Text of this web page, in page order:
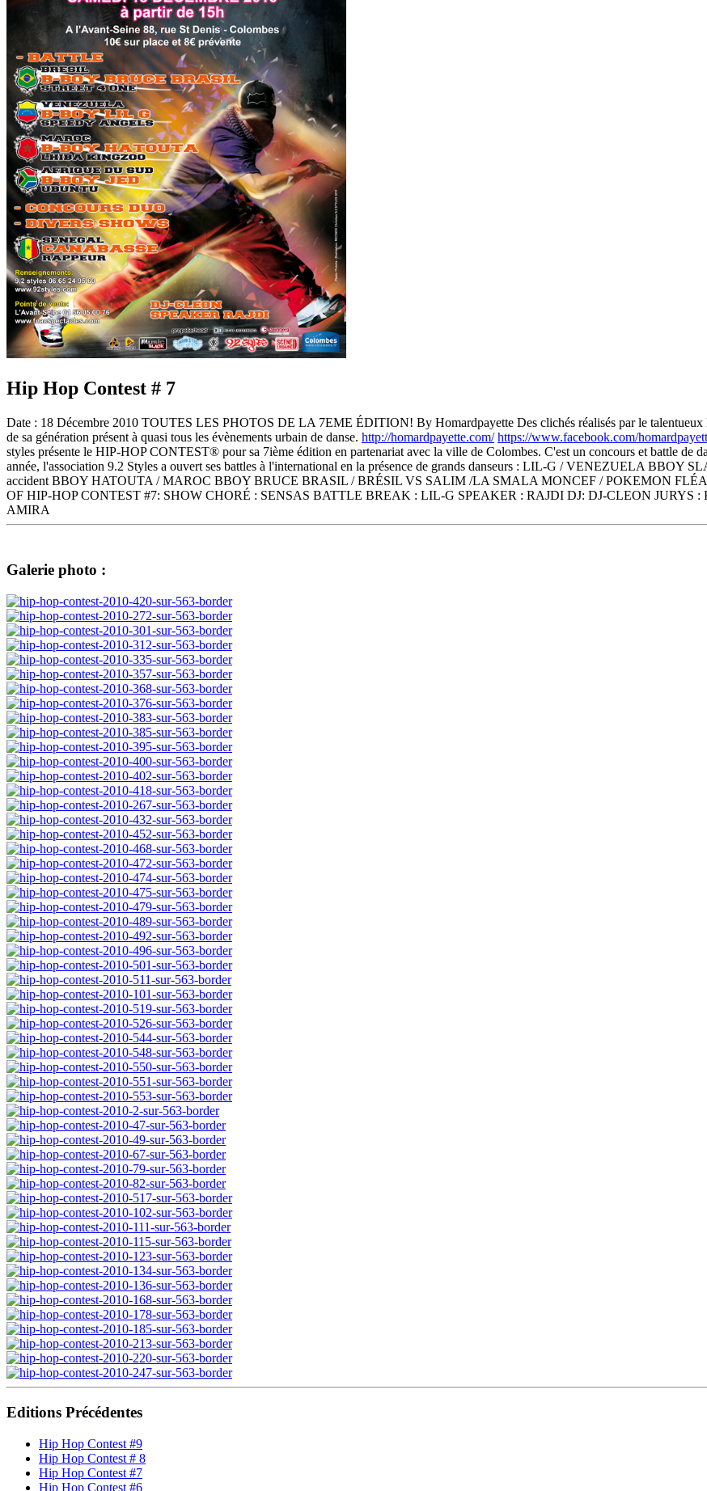
Hip Hop Contest # 7
Date : 18 Décembre 2010 TOUTES LES PHOTOS DE LA 7EME ÉDITION! By Homardpayette Des clichés réalisés par le talentueux
de sa génération présent à quasi tous les évènements urbain de danse. http://homardpayette.com/ https://www.facebook.com/
styles présente le HIP-HOP CONTEST® pour sa 7ième édition en partenariat avec la ville de Colombes. C'est un concours et battle de
année, l'association 9.2 Styles a ouvert ses battles à l'international en la présence de grands danseurs : LIL-G / VENEZUELA BBOY
accident BBOY HATOUTA / MAROC BBOY BRUCE BRASIL / BRÉSIL VS SALIM /LA SMALA MONCEF / POKEMON
OF HIP-HOP CONTEST #7: SHOW CHORÉ : SENSAS BATTLE BREAK : LIL-G SPEAKER : RAJDI DJ: DJ-CLEON
AMIRA
Galerie photo :
Editions Précédentes
Hip Hop Contest #9
Hip Hop Contest # 8
Hip Hop Contest #7
Hip Hop Contest #6